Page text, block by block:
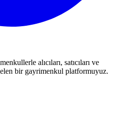
alıcıları, satıcıları ve
bir gayrimenkul platformuyuz.